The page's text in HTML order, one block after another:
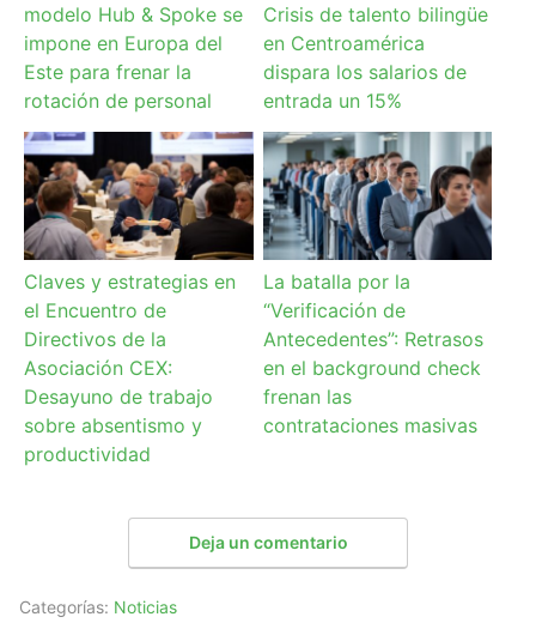
modelo Hub & Spoke se
impone en Europa del
Este para frenar la
rotación de personal
Crisis de talento bilingüe
en Centroamérica
dispara los salarios de
entrada un 15%
Claves y estrategias en
el Encuentro de
Directivos de la
Asociación CEX:
Desayuno de trabajo
sobre absentismo y
productividad
La batalla por la
“Verificación de
Antecedentes”: Retrasos
en el background check
frenan las
contrataciones masivas
Deja un comentario
Categorías: Noticias